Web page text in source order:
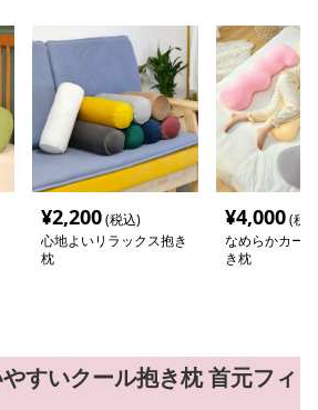
¥2,200(税込)
心地よいリラックス抱き
枕
¥4,000(税
なめらかカー
き枕
すいクール抱き枕 首元フィ